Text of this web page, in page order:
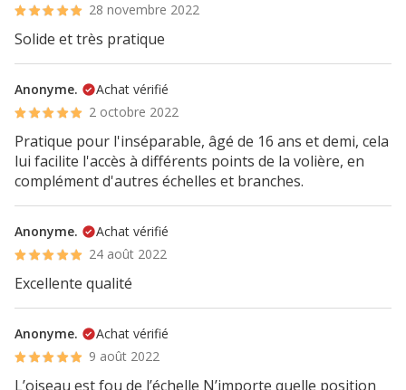
28 novembre 2022
Solide et très pratique
Anonyme.
Achat vérifié
2 octobre 2022
Pratique pour l'inséparable, âgé de 16 ans et demi, cela
lui facilite l'accès à différents points de la volière, en
complément d'autres échelles et branches.
Anonyme.
Achat vérifié
24 août 2022
Excellente qualité
Anonyme.
Achat vérifié
9 août 2022
L’oiseau est fou de l’échelle N’importe quelle position